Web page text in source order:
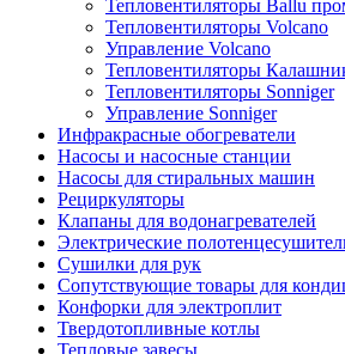
Тепловентиляторы Ballu
Тепловентиляторы Volcano
Управление Volcano
Тепловентиляторы
Тепловентиляторы Sonniger
Управление Sonniger
Инфракрасные обогреватели
Насосы и насосные станции
Насосы для стиральных машин
Рециркуляторы
Клапаны для водонагревателей
Электрические
Сушилки для рук
Сопутствующие товары для
Конфорки для электроплит
Твердотопливные котлы